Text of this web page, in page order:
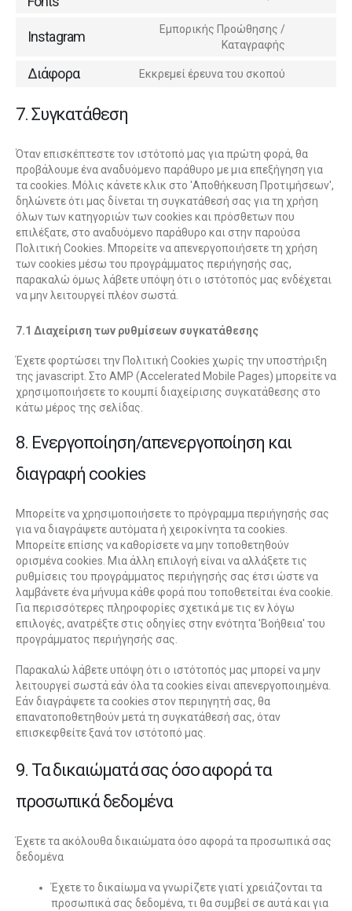
Instagram
Εμπορικής Προώθησης /
Καταγραφής
Διάφορα Εκκρεμεί έρευνα του σκοπού
7. Συγκατάθεση
Όταν επισκέπτεστε τον ιστότοπό μας για πρώτη φορά, θα
προβάλουμε ένα αναδυόμενο παράθυρο με μια επεξήγηση για
τα cookies. Μόλις κάνετε κλικ στο 'Αποθήκευση Προτιμήσεων',
δηλώνετε ότι μας δίνεται τη συγκατάθεσή σας για τη χρήση
όλων των κατηγοριών των cookies και πρόσθετων που
επιλέξατε, στο αναδυόμενο παράθυρο και στην παρούσα
Πολιτική Cookies. Μπορείτε να απενεργοποιήσετε τη χρήση
των cookies μέσω του προγράμματος περιήγησής σας,
παρακαλώ όμως λάβετε υπόψη ότι ο ιστότοπός μας ενδέχεται
να μην λειτουργεί πλέον σωστά.
7.1 Διαχείριση των ρυθμίσεων συγκατάθεσης
Έχετε φορτώσει την Πολιτική Cookies χωρίς την υποστήριξη
της javascript. Στο AMP (Accelerated Mobile Pages) μπορείτε να
χρησιμοποιήσετε το κουμπί διαχείρισης συγκατάθεσης στο
κάτω μέρος της σελίδας.
8. Ενεργοποίηση/απενεργοποίηση και
διαγραφή cookies
Μπορείτε να χρησιμοποιήσετε το πρόγραμμα περιήγησής σας
για να διαγράψετε αυτόματα ή χειροκίνητα τα cookies.
Μπορείτε επίσης να καθορίσετε να μην τοποθετηθούν
ορισμένα cookies. Μια άλλη επιλογή είναι να αλλάξετε τις
ρυθμίσεις του προγράμματος περιήγησής σας έτσι ώστε να
λαμβάνετε ένα μήνυμα κάθε φορά που τοποθετείται ένα cookie.
Για περισσότερες πληροφορίες σχετικά με τις εν λόγω
επιλογές, ανατρέξτε στις οδηγίες στην ενότητα 'Βοήθεια' του
προγράμματος περιήγησής σας.
Παρακαλώ λάβετε υπόψη ότι ο ιστότοπός μας μπορεί να μην
λειτουργεί σωστά εάν όλα τα cookies είναι απενεργοποιημένα.
Εάν διαγράψετε τα cookies στον περιηγητή σας, θα
επανατοποθετηθούν μετά τη συγκατάθεσή σας, όταν
επισκεφθείτε ξανά τον ιστότοπό μας.
9. Τα δικαιώματά σας όσο αφορά τα
προσωπικά δεδομένα
Έχετε τα ακόλουθα δικαιώματα όσο αφορά τα προσωπικά σας
δεδομένα
Έχετε το δικαίωμα να γνωρίζετε γιατί χρειάζονται τα
προσωπικά σας δεδομένα, τι θα συμβεί σε αυτά και για